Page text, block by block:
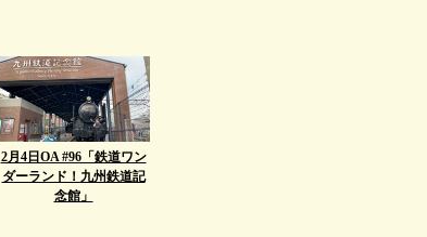
2月4日OA #96「鉄道ワン
ダーランド！九州鉄道記
念館」